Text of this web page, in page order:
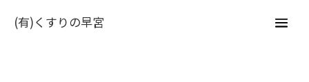
(有)くすりの早宮